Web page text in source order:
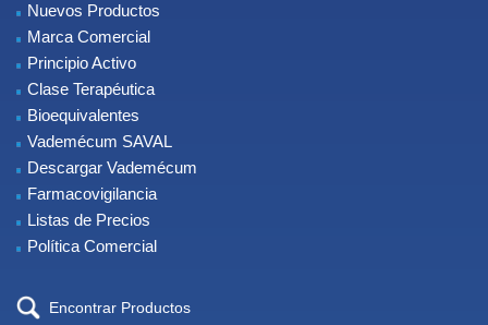
Nuevos Productos
Marca Comercial
Principio Activo
Clase Terapéutica
Bioequivalentes
Vademécum SAVAL
Descargar Vademécum
Farmacovigilancia
Listas de Precios
Política Comercial
Encontrar Productos